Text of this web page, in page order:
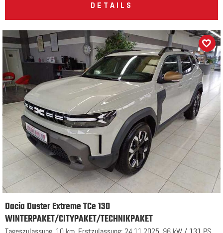
DETAILS
Dacia Duster Extreme TCe 130
WINTERPAKET/CITYPAKET/TECHNIKPAKET